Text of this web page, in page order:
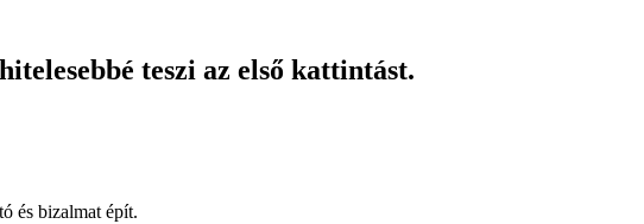
teszi az első kattintást.
és bizalmat épít.